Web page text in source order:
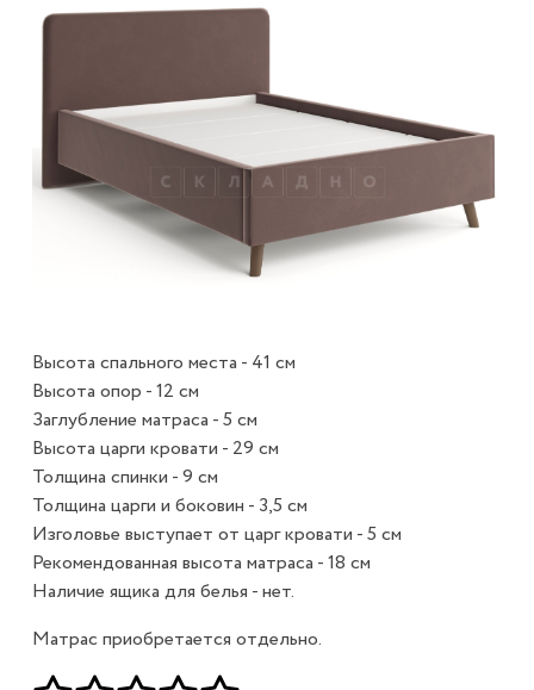
Высота спального места - 41 см
Высота опор - 12 см
Заглубление матраса - 5 см
Высота царги кровати - 29 см
Толщина спинки - 9 см
Толщина царги и боковин - 3,5 см
Изголовье выступает от царг кровати - 5 см
Рекомендованная высота матраса - 18 см
Наличие ящика для белья - нет.
Матрас приобретается отдельно.